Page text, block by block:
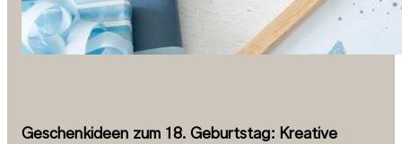
Geschenkideen zum 18. Geburtstag: Kreative